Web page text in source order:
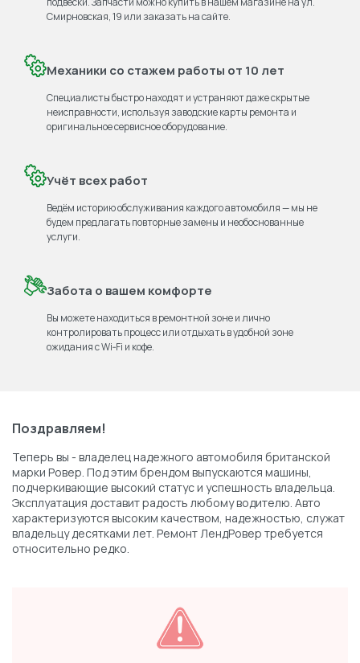
Смирновская, 19 или заказать на сайте.
Механики со стажем работы от 10 лет
Специалисты быстро находят и устраняют даже скрытые
неисправности, используя заводские карты ремонта и
оригинальное сервисное оборудование.
Учёт всех работ
Ведём историю обслуживания каждого автомобиля — мы не
будем предлагать повторные замены и необоснованные
услуги.
Забота о вашем комфорте
Вы можете находиться в ремонтной зоне и лично
контролировать процесс или отдыхать в удобной зоне
ожидания с Wi‑Fi и кофе.
Поздравляем!
Теперь вы - владелец надежного автомобиля британской
марки Ровер. Под этим брендом выпускаются машины,
подчеркивающие высокий статус и успешность владельца.
Эксплуатация доставит радость любому водителю. Авто
характеризуются высоким качеством, надежностью, служат
владельцу десятками лет. Ремонт ЛендРовер требуется
относительно редко.